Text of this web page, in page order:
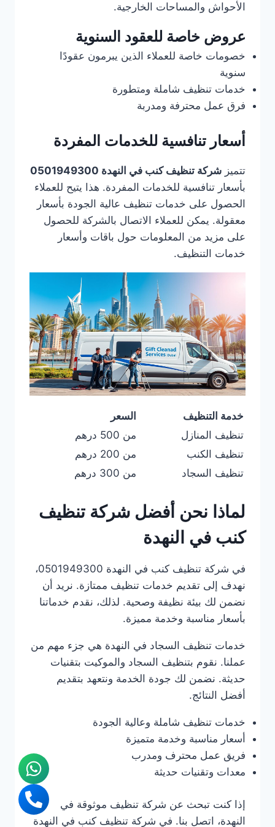
الأحواش والمساحات الخارجية.
عروض خاصة للعقود السنوية
خصومات خاصة للعملاء الذين يبرمون عقودًا
سنوية
خدمات تنظيف شاملة ومتطورة
فرق عمل محترفة ومدربة
أسعار تنافسية للخدمات المفردة
تتميز شركة تنظيف كنب في النهدة 0501949300
بأسعار تنافسية للخدمات المفردة. هذا يتيح للعملاء
الحصول على خدمات تنظيف عالية الجودة بأسعار
معقولة. يمكن للعملاء الاتصال بالشركة للحصول
على مزيد من المعلومات حول باقات وأسعار
خدمات التنظيف.
خدمة التنظيف
السعر
تنظيف المنازل
من 500 درهم
تنظيف الكنب
من 200 درهم
تنظيف السجاد
من 300 درهم
لماذا نحن أفضل شركة تنظيف
كنب في النهدة
في شركة تنظيف كنب في النهدة 0501949300،
نهدف إلى تقديم خدمات تنظيف ممتازة. نريد أن
نضمن لك بيئة نظيفة وصحية. لذلك، نقدم خدماتنا
بأسعار مناسبة وخدمة مميزة.
خدمات تنظيف السجاد في النهدة هي جزء مهم من
عملنا. نقوم بتنظيف السجاد والموكيت بتقنيات
حديثة. نضمن لك جودة الخدمة ونتعهد بتقديم
أفضل النتائج.
خدمات تنظيف شاملة وعالية الجودة
أسعار مناسبة وخدمة متميزة
فريق عمل محترف ومدرب
معدات وتقنيات حديثة
إذا كنت تبحث عن شركة تنظيف موثوقة في
النهدة، اتصل بنا. في شركة تنظيف كنب في النهدة